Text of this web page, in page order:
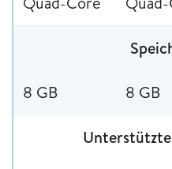
8 GB 8 GB